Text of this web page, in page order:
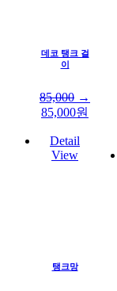
데코 탱크 걸
이
85,000 →
85,000원
Detail
View
탱크망